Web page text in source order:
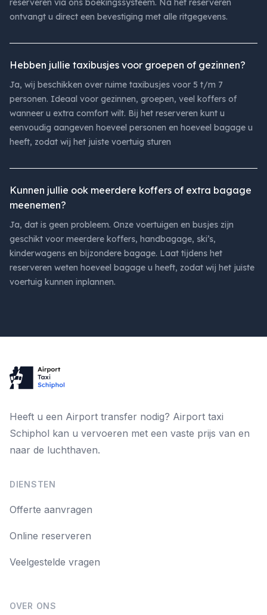
reserveren via ons boekingssysteem. Na het reserveren
ontvangt u direct een bevestiging met alle ritgegevens.
Hebben jullie taxibusjes voor groepen of gezinnen?
Ja, wij beschikken over ruime taxibusjes voor 5 t/m 7
personen. Ideaal voor gezinnen, groepen, veel koffers of
wanneer u extra comfort wilt. Bij het reserveren kunt u
eenvoudig aangeven hoeveel personen en hoeveel bagage u
heeft, zodat wij het juiste voertuig sturen
Kunnen jullie ook meerdere koffers of extra bagage
meenemen?
Ja, dat is geen probleem. Onze voertuigen en busjes zijn
geschikt voor meerdere koffers, handbagage, ski’s,
kinderwagens en bijzondere bagage. Laat tijdens het
reserveren weten hoeveel bagage u heeft, zodat wij het juiste
voertuig kunnen inplannen.
Heeft u een Airport transfer nodig? Airport taxi
Schiphol kan u vervoeren met een vaste prijs van en
naar de luchthaven.
DIENSTEN
Offerte aanvragen
Online reserveren
Veelgestelde vragen
OVER ONS